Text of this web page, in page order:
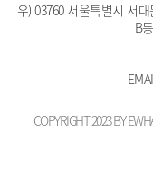
우) 03760 서울특별시 서
B
COPYRIGHT 2023 BY